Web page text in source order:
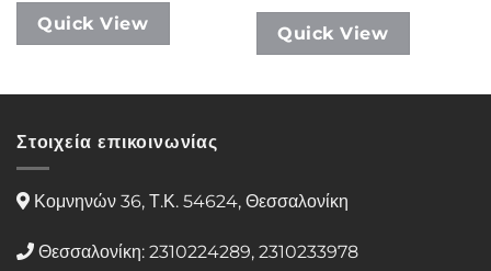
Quick View Quick View
Στοιχεία επικοινωνίας
Κομνηνών 36, Τ.Κ. 54624, Θεσσαλονίκη
Θεσσαλονίκη: 2310224289, 2310233978